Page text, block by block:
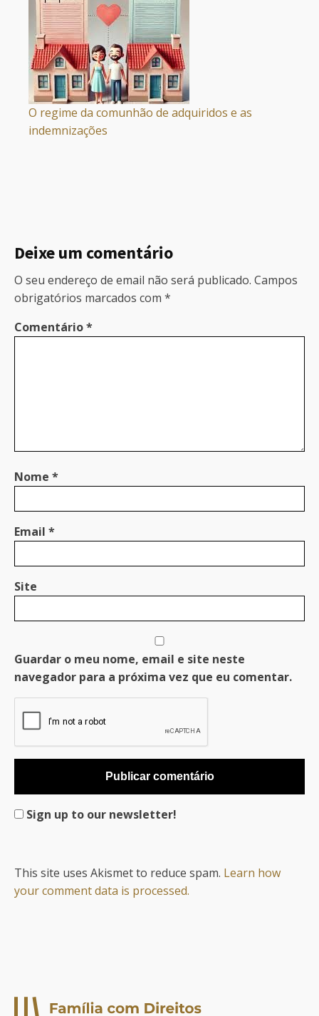
O regime da comunhão de adquiridos e as
indemnizações
Deixe um comentário
O seu endereço de email não será publicado. Campos
obrigatórios marcados com *
Comentário*
Nome *
Email *
Site
Guardar o meu nome, email e site neste
navegador para a próxima vez que eu comentar.
Sign up to our newsletter!
This site uses Akismet to reduce spam. Learn how
your comment data is processed.